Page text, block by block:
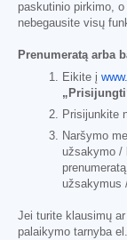
paskutinio pirkimo,
nebegausite visų
Prenumeratą arba
Eikite į
Prisijunkite
Naršymo
užsakymo /
užsakymus
Jei turite klausimų
palaikymo tarnyba